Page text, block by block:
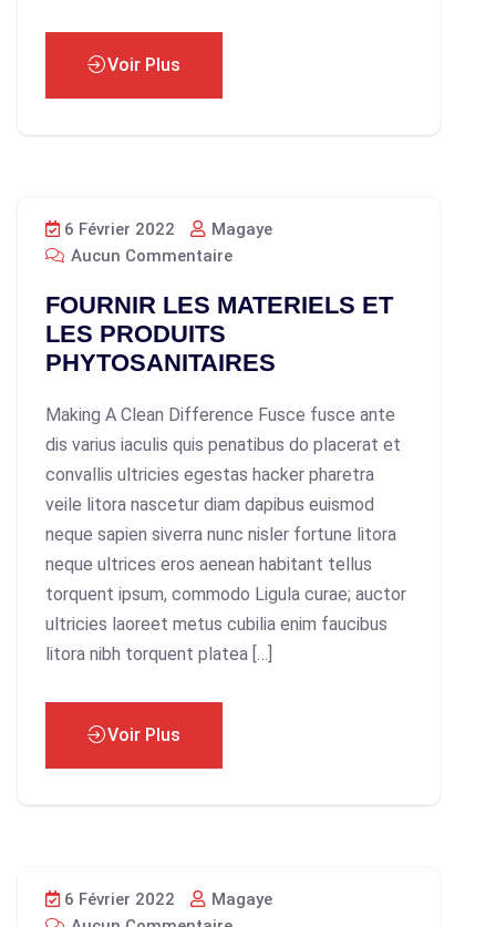
Voir Plus
6 Février 2022
Magaye
Aucun Commentaire
FOURNIR LES MATERIELS ET
LES PRODUITS
PHYTOSANITAIRES
Making A Clean Difference Fusce fusce ante
dis varius iaculis quis penatibus do placerat et
convallis ultricies egestas hacker pharetra
veile litora nascetur diam dapibus euismod
neque sapien siverra nunc nisler fortune litora
neque ultrices eros aenean habitant tellus
torquent ipsum, commodo Ligula curae; auctor
ultricies laoreet metus cubilia enim faucibus
litora nibh torquent platea […]
Voir Plus
6 Février 2022
Magaye